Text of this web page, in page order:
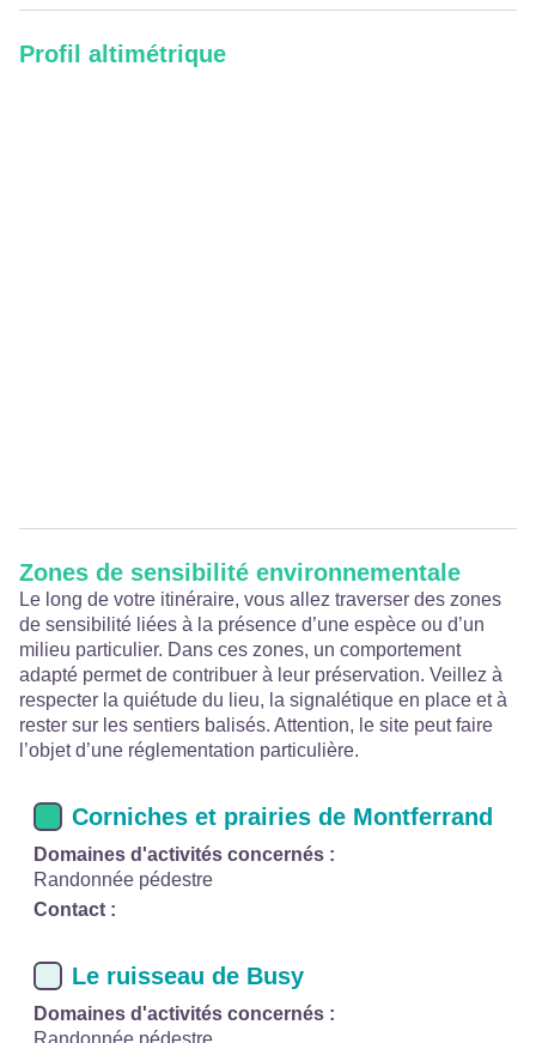
Profil altimétrique
Zones de sensibilité environnementale
Le long de votre itinéraire, vous allez traverser des zones
de sensibilité liées à la présence d’une espèce ou d’un
milieu particulier. Dans ces zones, un comportement
adapté permet de contribuer à leur préservation. Veillez à
respecter la quiétude du lieu, la signalétique en place et à
rester sur les sentiers balisés. Attention, le site peut faire
l’objet d’une réglementation particulière.
Corniches et prairies de Montferrand
Domaines d'activités concernés :
Randonnée pédestre
Contact :
Le ruisseau de Busy
Domaines d'activités concernés :
Randonnée pédestre